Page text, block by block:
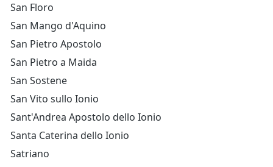
San Floro
San Mango d'Aquino
San Pietro Apostolo
San Pietro a Maida
San Sostene
San Vito sullo Ionio
Sant'Andrea Apostolo dello Ionio
Santa Caterina dello Ionio
Satriano